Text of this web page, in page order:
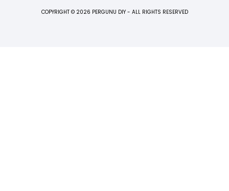
COPYRIGHT © 2026 PERGUNU DIY - ALL RIGHTS RESERVED